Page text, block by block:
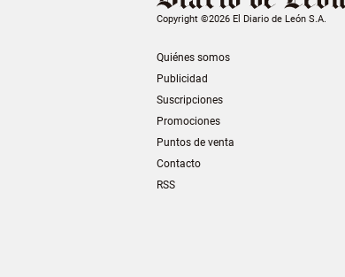
Copyright ©2026 El Diario de León S.A.
Quiénes somos
Publicidad
Suscripciones
Promociones
Puntos de venta
Contacto
RSS